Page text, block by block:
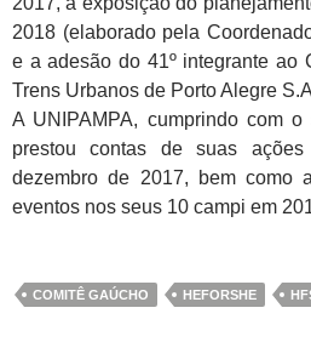
2018 (elaborado pela
e a adesão do 41º integrante ao
Trens Urbanos de Porto Alegre
A UNIPAMPA, cumprindo com
prestou contas de suas
dezembro de 2017, bem como
eventos nos seus 10 campi em
COMITÊ GAÚCHO HEFORSHE